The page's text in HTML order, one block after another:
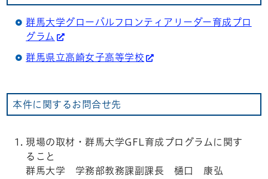
群馬大学グローバルフロンティアリーダー育成プロ
グラム
群馬県立高崎女子高等学校
本件に関するお問合せ先
現場の取材・群馬大学GFL育成プログラムに関す
ること
群馬大学 学務部教務課副課長 樋口 康弘